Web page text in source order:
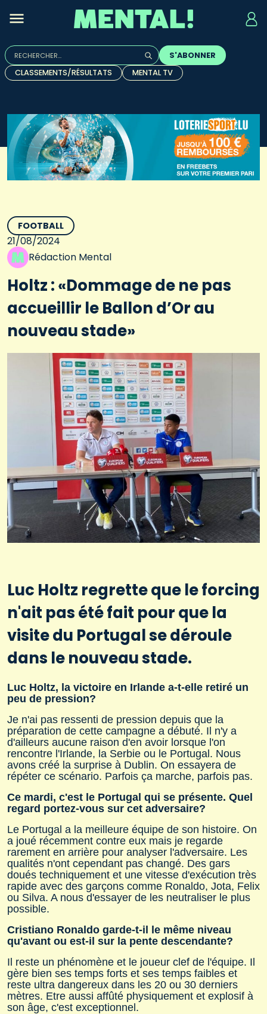
Rechercher :
Quand les résultats de l'auto-complétion sont
S'ABONNER
CLASSEMENTS/RÉSULTATS
MENTAL TV
FOOTBALL
21/08/2024
Rédaction Mental
Holtz : «Dommage de ne pas
accueillir le Ballon d’Or au
nouveau stade»
Luc Holtz regrette que le forcing
n'ait pas été fait pour que la
visite du Portugal se déroule
dans le nouveau stade.
Luc Holtz, la victoire en Irlande a-t-elle retiré un
peu de pression?
Je n'ai pas ressenti de pression depuis que la
préparation de cette campagne a débuté. Il n'y a
d'ailleurs aucune raison d'en avoir lorsque l'on
rencontre l'Irlande, la Serbie ou le Portugal. Nous
avons créé la surprise à Dublin. On essayera de
répéter ce scénario. Parfois ça marche, parfois pas.
Ce mardi, c'est le Portugal qui se présente. Quel
regard portez-vous sur cet adversaire?
Le Portugal a la meilleure équipe de son histoire. On
a joué récemment contre eux mais je regarde
rarement en arrière pour analyser l'adversaire. Les
qualités n'ont cependant pas changé. Des gars
doués techniquement et une vitesse d'exécution très
rapide avec des garçons comme Ronaldo, Jota, Felix
ou Silva. A nous d'essayer de les neutraliser le plus
possible.
Cristiano Ronaldo garde-t-il le même niveau
qu'avant ou est-il sur la pente descendante?
Il reste un phénomène et le joueur clef de l'équipe. Il
gère bien ses temps forts et ses temps faibles et
reste ultra dangereux dans les 20 ou 30 derniers
mètres. Etre aussi affûté physiquement et explosif à
son âge, c'est exceptionnel.